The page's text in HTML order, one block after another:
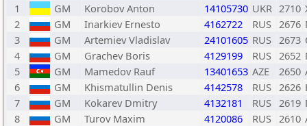
1
GM Korobov Anton 14105730 UKR 2710
2
GM Inarkiev Ernesto 4162722 RUS 2676
3
GM Artemiev Vladislav 24101605 RUS 2673
4
GM Grachev Boris 4129199 RUS 2652
5
GM Mamedov Rauf 13401653 AZE 2650
6
GM Khismatullin Denis 4142578 RUS 2626
7
GM Kokarev Dmitry 4132181 RUS 2619
8
GM Turov Maxim 4120086 RUS 2610